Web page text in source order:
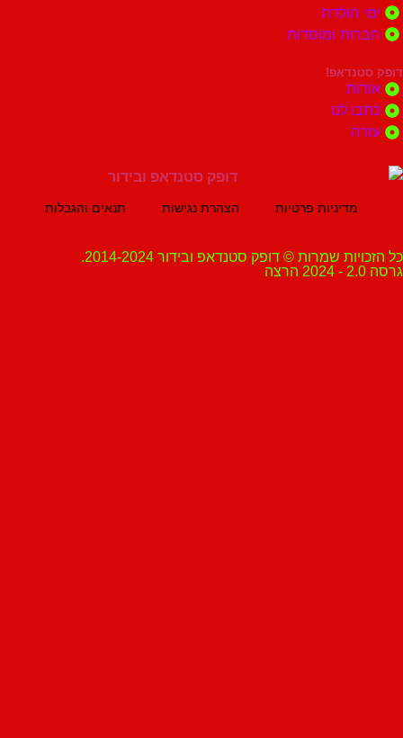
ומוסדות
לנו
מדיניות פרטיות הצהרת נגישות תנאים והגבלות
שמרות © דופק סטנדאפ ובידור 2014-2024.